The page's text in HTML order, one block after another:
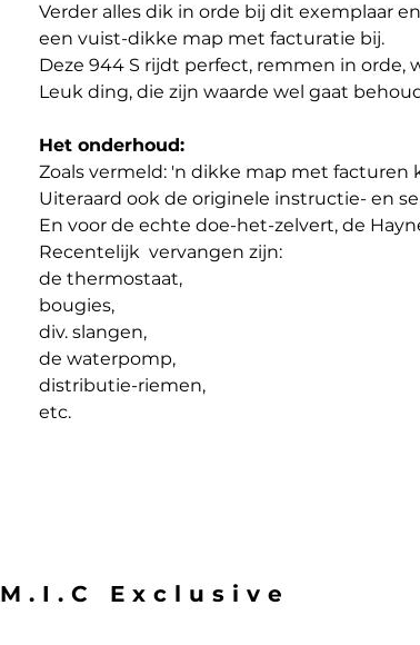
Verder alles dik in orde bij dit exemplaar
een vuist-dikke map met facturatie bij.
Deze 944 S rijdt perfect, remmen in orde,
Leuk ding, die zijn waarde wel gaat
Het onderhoud:
Zoals vermeld: 'n dikke map met
Uiteraard ook de originele instructie- en
En voor de echte doe-het-zelvert, de
Recentelijk  vervangen zijn:
de thermostaat,
bougies,
div. slangen,
de waterpomp,
distributie-riemen,
etc.
M.I.C Exclusive